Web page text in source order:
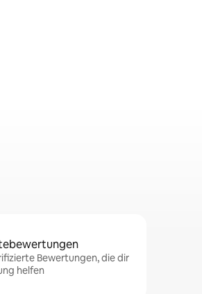
Bewertungen, die dir
helfen